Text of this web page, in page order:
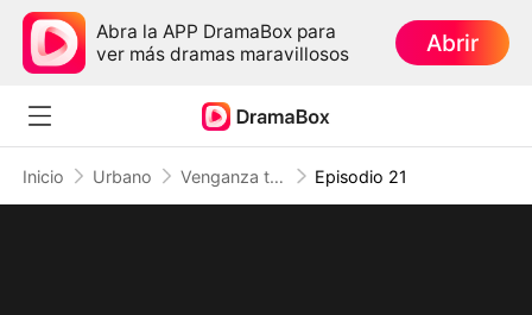
Abra la APP DramaBox para
ver más dramas maravillosos
Abrir
Inicio Urbano Venganza tras el silencio: El ingeniero invencible Episodio 21